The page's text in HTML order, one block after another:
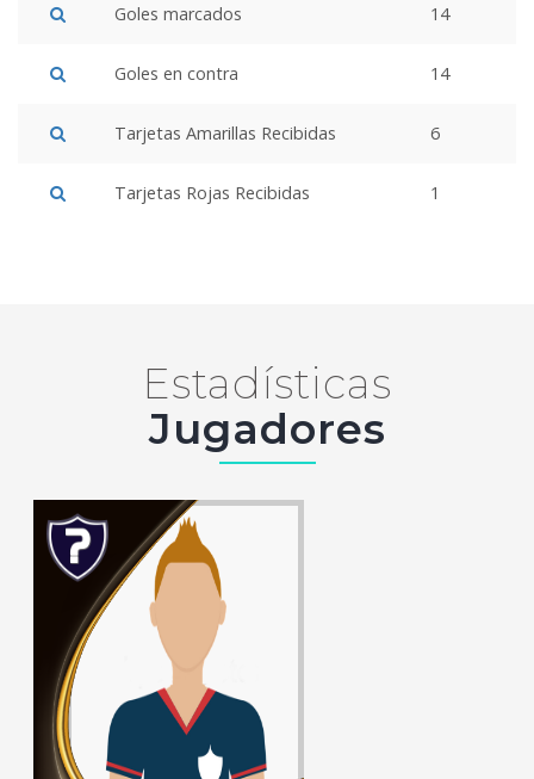
Goles marcados 14
Goles en contra 14
Tarjetas Amarillas Recibidas 6
Tarjetas Rojas Recibidas 1
Estadísticas
Jugadores